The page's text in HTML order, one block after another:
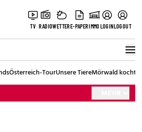
TV RADIOWETTERE-PAPERIMMOLOGINLOGOUT
Österreich-TourUnsere TiereMörwald kocht